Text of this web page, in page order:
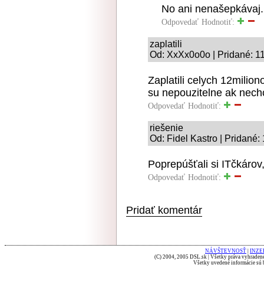
No ani nenašepkávaj.
Odpovedať Hodnotiť:
zaplatili
Od: XxXx0o0o | Pridané:
Zaplatili celych
su nepouzitelne ak
Odpovedať Hodnotiť:
riešenie
Od: Fidel Kastro | Pridané:
Poprepúšťali si
Odpovedať Hodnotiť:
Pridať komentár
NÁVŠTEVNOSŤ
(C) 2004, 2005 DSL.sk | Všetky práva
Všetky uvedené informácie sú